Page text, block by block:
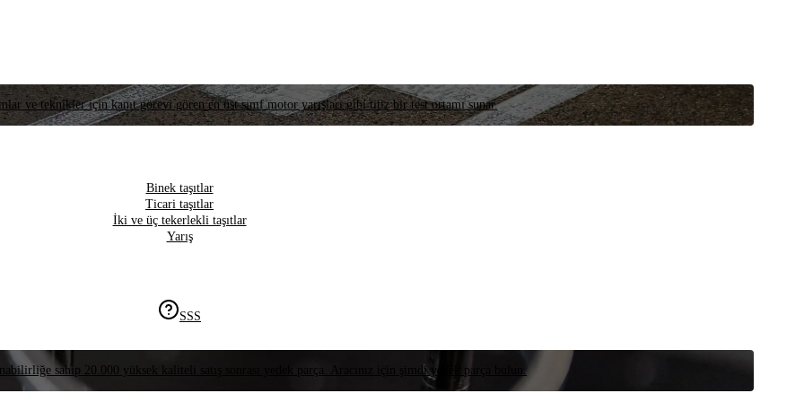
ve teknikler için kanıt görevi gören en üst sınıf motor yarışları gibi titiz bir test ortamı sunar.
Binek taşıtlar
Ticari taşıtlar
İki ve üç tekerlekli taşıtlar
Yarış
SSS
sahip 20.000 yüksek kaliteli satış sonrası yedek parça. Aracınız için şimdi yedek parça bulun.